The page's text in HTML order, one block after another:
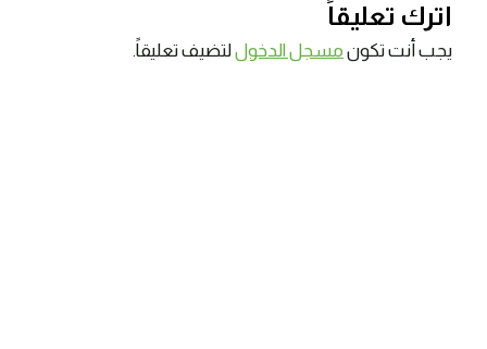
اترك تعليقاً
يجب أنت تكون مسجل الدخوللتضيف تعليقاً.